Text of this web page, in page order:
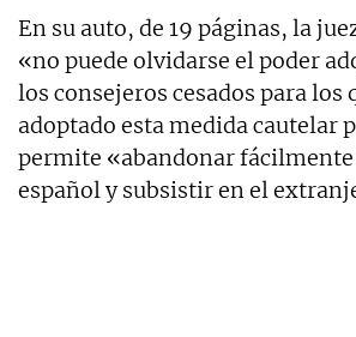
En su auto, de 19 páginas, la
«no puede olvidarse el poder
los consejeros cesados para los
adoptado esta medida cautelar
permite «abandonar
español y subsistir en el